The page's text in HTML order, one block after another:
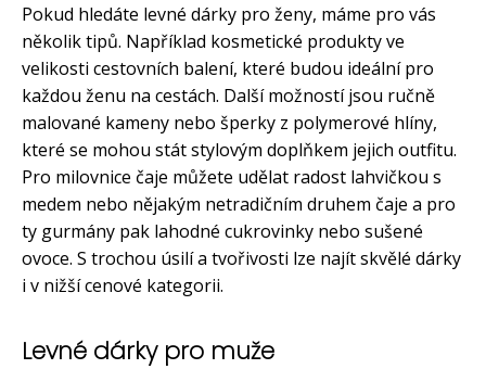
Pokud hledáte levné dárky pro ženy, máme pro vás
několik tipů. Například kosmetické produkty ve
velikosti cestovních balení, které budou ideální pro
každou ženu na cestách. Další možností jsou ručně
malované kameny nebo šperky z polymerové hlíny,
které se mohou stát stylovým doplňkem jejich outfitu.
Pro milovnice čaje můžete udělat radost lahvičkou s
medem nebo nějakým netradičním druhem čaje a pro
ty gurmány pak lahodné cukrovinky nebo sušené
ovoce. S trochou úsilí a tvořivosti lze najít skvělé dárky
i v nižší cenové kategorii.
Levné dárky pro muže